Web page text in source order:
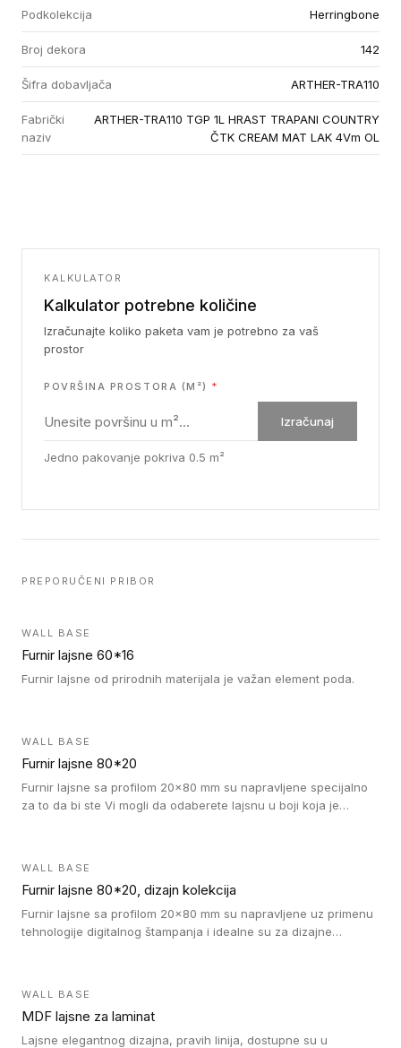
Podkolekcija Herringbone
Broj dekora 142
Šifra dobavljača ARTHER-TRA110
Fabrički
naziv
ARTHER-TRA110 TGP 1L HRAST TRAPANI COUNTRY
ČTK CREAM MAT LAK 4Vm OL
KALKULATOR
Kalkulator potrebne količine
Izračunajte koliko paketa vam je potrebno za vaš
prostor
POVRŠINA PROSTORA (M²) *
Izračunaj
Jedno pakovanje pokriva 0.5 m²
PREPORUČENI PRIBOR
WALL BASE
Furnir lajsne 60*16
Furnir lajsne od prirodnih materijala je važan element poda.
WALL BASE
Furnir lajsne 80*20
Furnir lajsne sa profilom 20x80 mm su napravljene specijalno
za to da bi ste Vi mogli da odaberete lajsnu u boji koja je
WALL BASE
Furnir lajsne 80*20, dizajn kolekcija
Furnir lajsne sa profilom 20x80 mm su napravljene uz primenu
tehnologije digitalnog štampanja i idealne su za dizajne
WALL BASE
MDF lajsne za laminat
Lajsne elegantnog dizajna, pravih linija, dostupne su u